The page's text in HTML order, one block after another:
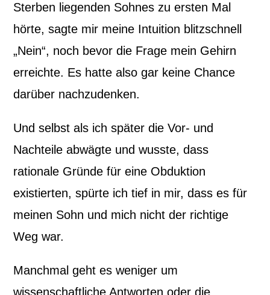
Sterben liegenden Sohnes zu ersten Mal
hörte, sagte mir meine Intuition blitzschnell
„Nein“, noch bevor die Frage mein Gehirn
erreichte. Es hatte also gar keine Chance
darüber nachzudenken.
Und selbst als ich später die Vor- und
Nachteile abwägte und wusste, dass
rationale Gründe für eine Obduktion
existierten, spürte ich tief in mir, dass es für
meinen Sohn und mich nicht der richtige
Weg war.
Manchmal geht es weniger um
wissenschaftliche Antworten oder die